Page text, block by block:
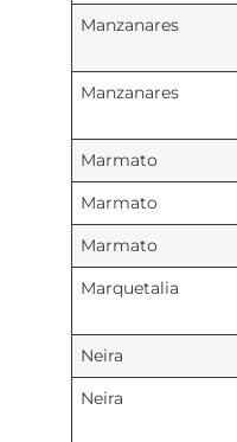
Manzanares
Manzanares
Marmato
Marmato
Marmato
Marquetalia
Neira
Neira